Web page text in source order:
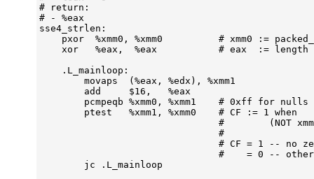
# return:
# - %eax
sse4_strlen:
pxor  %xmm0, %xmm0          # xmm0 :=
    xor   %eax,  %eax           # eax  := length
    .L_mainloop:
        movaps  (%eax, %edx), %xmm1
        add     $16,   %eax
        pcmpeqb %xmm0, %xmm1    # 0xff for nulls
        ptest   %xmm1, %xmm0    # CF := 1 when
#        (NOT
                                #
# CF = 1 -- no
#    = 0 --
        jc .L_mainloop